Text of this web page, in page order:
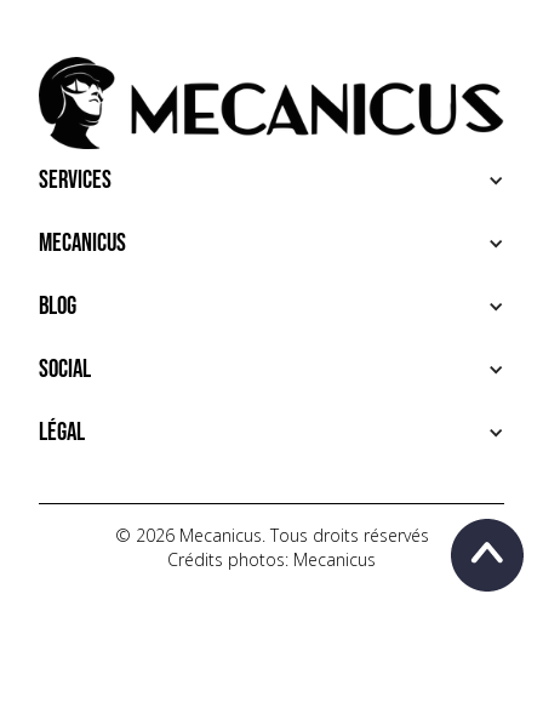
Services
ACHETER
VENDRE
SERVICES PREMIUM
Mecanicus
À PROPOS
HOUSE MECANICUS
CONTACT
Blog
NEWS
VIDÉOS
AUTOPÉDIA
Social
INSTAGRAM
TIKTOK
YOUTUBE
Légal
POLITIQUE DE CONFIDENTIALITÉ
© 2026 Mecanicus. Tous droits réservés
Crédits photos: Mecanicus